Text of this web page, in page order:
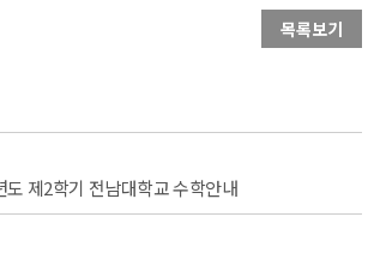
목록보기
제2학기 전남대학교 수학안내